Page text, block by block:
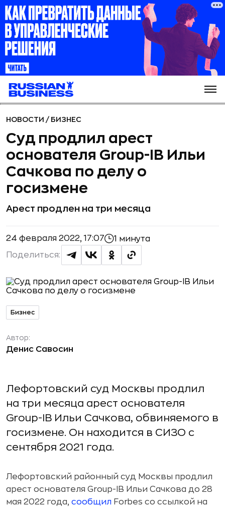
НОВОСТИ / БИЗНЕС
Суд продлил арест
основателя Group-IB Ильи
Сачкова по делу о
госизмене
Арест продлен на три месяца
24 февраля 2022, 17:07 1 минута
Поделиться:
Бизнес
Автор:
Денис Савосин
Лефортовский суд Москвы продлил
на три месяца арест основателя
Group-IB Ильи Сачкова, обвиняемого в
госизмене. Он находится в СИЗО с
сентября 2021 года.
Лефортовский районный суд Москвы продлил
арест основателя Group-IB Ильи Сачкова до 28
мая 2022 года, сообщил Forbes со ссылкой на